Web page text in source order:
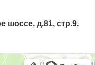
шоссе, д.81, стр.9,